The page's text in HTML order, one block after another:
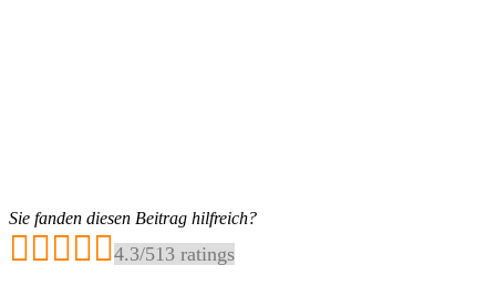
Sie fanden diesen Beitrag hilfreich?
4.3/513 ratings